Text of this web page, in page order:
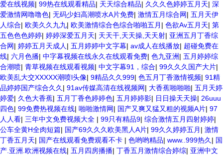
爱在线视频| 99热在线观看精品| 天天综合精品| 久久久色婷婷五月天| 深
爱激情网噜噜色| 无码少妇高潮喷水A片免费| 激情五月综合网| 五月天伊
人综合| 欧美久久九九| 欧美激情综合色综合啪啪五月 | 色欲Av五月天| 第
五色色色婷婷| 婷婷深爱五月天| 天天干,天天操,天天射| 亚洲五月丁香综
合网| 婷婷五月天成人 | 五月婷婷中文字幕| av成人在线播放| 超碰免费在
线| 六月色播| 中字幕视频在线永久在线观看免费| 色九亚洲| 五月婷婷综
合潮喷| 青草视频在线观看视频| 中文字幕91，综合| 99久久久国产大片|
欧美乱大交XXXXX潮喷l头像| 9精品久久999| 色五月丁香激情视频| 91精
品婷婷国产综合久久 | 91av传媒高清在线视频网| 大香蕉啪啪啪| 五月天婷
婷爱| 久色大香蕉| 五月丁香色婷婷色| 五月婷婷影| 日日操天天操| 26uuu
四色| 99免费热视频在线| 啪啪激情网| 国产又爽又猛又粗的视频A片| 97
人人看| 三年中文免费视频大全 | 99只有精品9| 综合激情五月四射婷婷|
公车全黄H全肉短篇| 国产69久久久欧美黑人A片| 99久久婷婷五月 | 激情
丁香五月天| 国产在线观看免费观看不卡 | 色哟哟精品| www..999热久 | 国
产.亚洲.欧洲视频在线| 五月四房播播| 丁香五月激情综合婷综| 亚洲中文